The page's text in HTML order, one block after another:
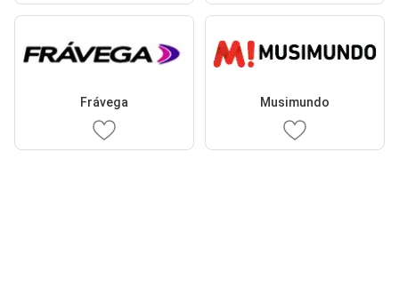
Frávega Musimundo